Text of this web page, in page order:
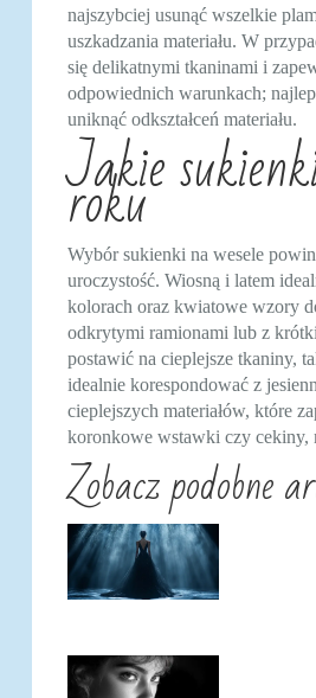
najszybciej usunąć wszelkie
uszkadzania materiału. W
się delikatnymi tkaninami i
odpowiednich warunkach;
uniknąć odkształceń materiału.
Jakie
roku
Wybór sukienki na wesele
uroczystość. Wiosną i latem
kolorach oraz kwiatowe wzory
odkrytymi ramionami lub z
postawić na cieplejsze tkaniny,
idealnie korespondować z
cieplejszych materiałów, które
koronkowe wstawki czy cekiny,
Zobacz podobne